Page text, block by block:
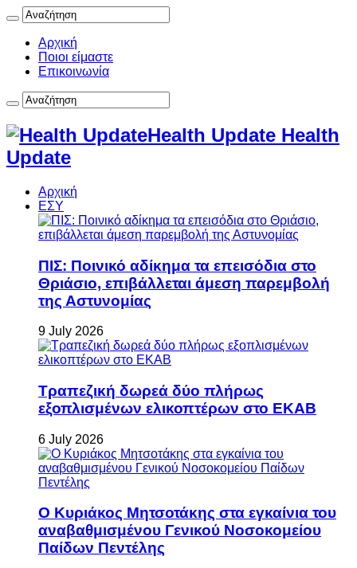
Αρχική
Ποιοι είμαστε
Επικοινωνία
Health Update Health
Update
Αρχική
ΕΣΥ
ΠΙΣ: Ποινικό αδίκημα τα επεισόδια στο
Θριάσιο, επιβάλλεται άμεση παρεμβολή
της Αστυνομίας
9 July 2026
Τραπεζική δωρεά δύο πλήρως
εξοπλισμένων ελικοπτέρων στο ΕΚΑΒ
6 July 2026
Ο Κυριάκος Μητσοτάκης στα εγκαίνια του
αναβαθμισμένου Γενικού Νοσοκομείου
Παίδων Πεντέλης